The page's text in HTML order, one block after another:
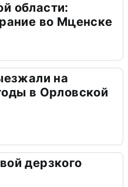
области:
во Мценске
на
в Орловской
дерзкого